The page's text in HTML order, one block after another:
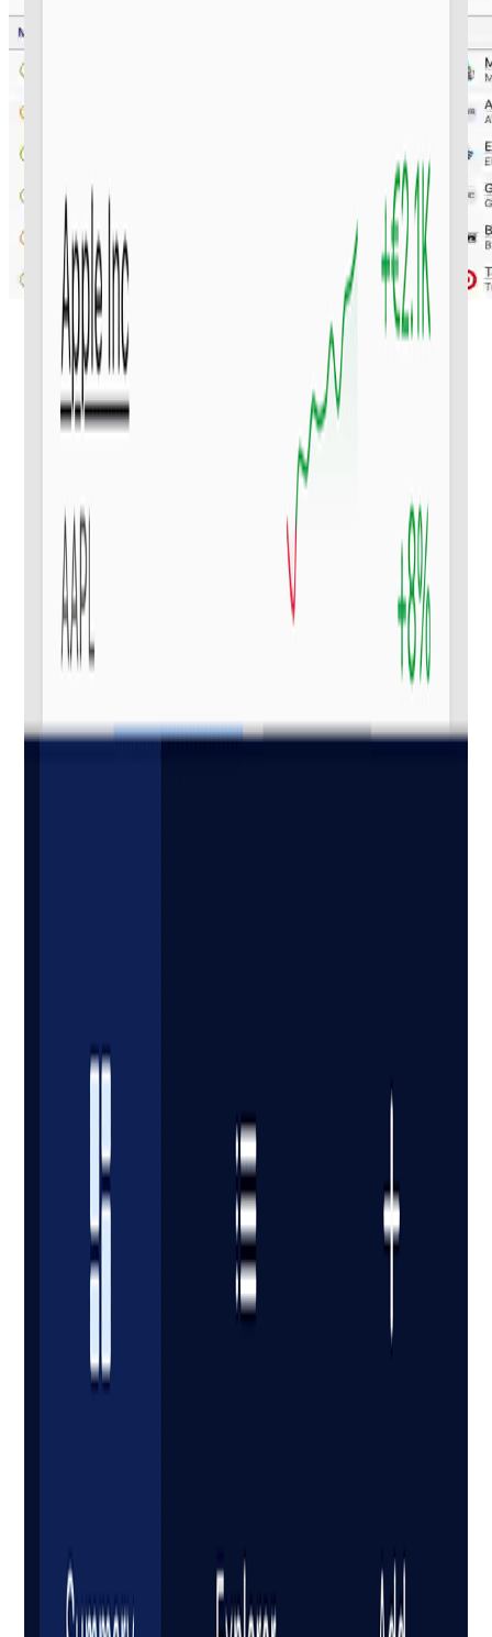
Anticipa los dividendos futuros
Combina los dividendos anunciados por el broker con
estimaciones basadas en tasas de crecimiento para proyectar
ingresos a años vista, incluso cuando los emisores aún no
hayan declarado formalmente el próximo pago.